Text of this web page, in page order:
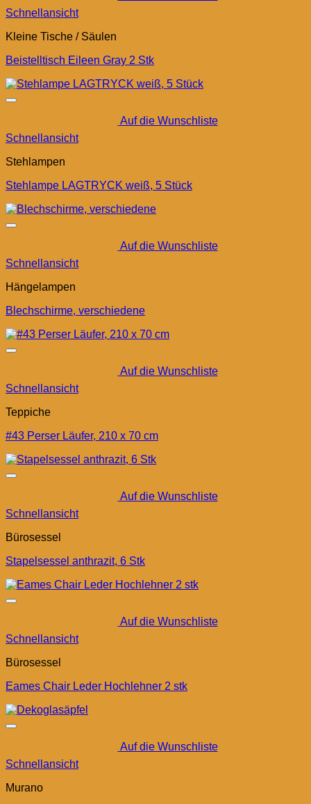
Schnellansicht
Kleine Tische / Säulen
Beistelltisch Eileen Gray 2 Stk
Auf die Wunschliste
Schnellansicht
Stehlampen
Stehlampe LAGTRYCK weiß, 5 Stück
Auf die Wunschliste
Schnellansicht
Hängelampen
Blechschirme, verschiedene
Auf die Wunschliste
Schnellansicht
Teppiche
#43 Perser Läufer, 210 x 70 cm
Auf die Wunschliste
Schnellansicht
Bürosessel
Stapelsessel anthrazit, 6 Stk
Auf die Wunschliste
Schnellansicht
Bürosessel
Eames Chair Leder Hochlehner 2 stk
Auf die Wunschliste
Schnellansicht
Murano